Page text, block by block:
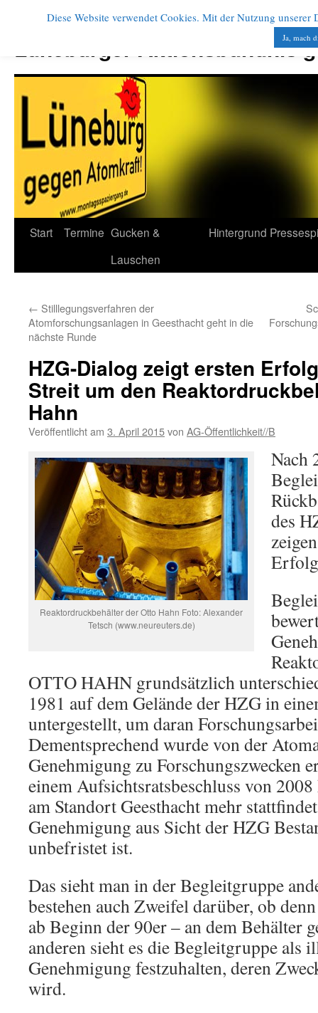
Lüneburger Aktionsbündnis
Start Termine Gucken &
Lauschen
Hintergrund
← Stilllegungsverfahren der
Atomforschungsanlagen in Geesthacht geht in die
nächste Runde
HZG-Dialog zeigt ersten
Streit um den
Hahn
Veröffentlicht am 3. April 2015von AG-Öffentlichkeit//B
Reaktordruckbehälter der Otto Hahn Foto: Alexander
Tetsch (www.neureuters.de)
Nach
des
OTTO HAHN grundsätzlich
1981 auf dem Gelände der HZG in
untergestellt, um daran
Dementsprechend wurde von der
Genehmigung zu Forschungszwecken
einem Aufsichtsratsbeschluss von
am Standort Geesthacht mehr
Genehmigung aus Sicht der HZG
unbefristet ist.
Das sieht man in der Begleitgruppe
bestehen auch Zweifel darüber, ob
ab Beginn der 90er – an dem Behälter
anderen sieht es die Begleitgruppe als
Genehmigung festzuhalten, deren
wird.
Diese Website verwendet Cookies. Mit der Nutzung
Ja, mach